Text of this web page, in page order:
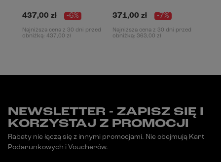
437,00 zł -6%
Najniższa cena z 30 dni przed
obniżką: 437,00 zł
371,00 zł -7%
Najniższa cena z 30 dni przed
obniżką: 363,00 zł
NEWSLETTER - ZAPISZ SIĘ I
KORZYSTAJ Z PROMOCJI
Rabaty nie łączą się z innymi promocjami. Nie obejmują Kart
Podarunkowych i Voucherów.